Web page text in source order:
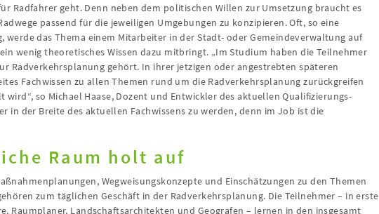
Radfahrer geht. Denn neben dem politischen Willen zur Umsetzung braucht es
passend für die jeweiligen Umgebungen zu konzipieren. Oft, so eine
werde das Thema einem Mitarbeiter in der Stadt- oder Gemeindeverwaltung auf
wenig theoretisches Wissen dazu mitbringt. „Im Studium haben die Teilnehmer
Radverkehrsplanung gehört. In ihrer jetzigen oder angestrebten späteren
Fachwissen zu allen Themen rund um die Radverkehrsplanung zurückgreifen
wird“, so Michael Haase, Dozent und Entwickler des aktuellen Qualifizierungs-
in der Breite des aktuellen Fachwissens zu werden, denn im Job ist die
Raum holt auf
Wegweisungskonzepte und Einschätzungen zu den Themen
zum täglichen Geschäft in der Radverkehrsplanung. Die Teilnehmer – in erste
Raumplaner, Landschaftsarchitekten und Geografen – lernen in den insgesamt